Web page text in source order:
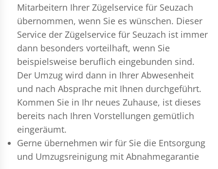
Mitarbeitern Ihrer Zügelservice für Seuzach
übernommen, wenn Sie es wünschen. Dieser
Service der Zügelservice für Seuzach ist immer
dann besonders vorteilhaft, wenn Sie
beispielsweise beruflich eingebunden sind.
Der Umzug wird dann in Ihrer Abwesenheit
und nach Absprache mit Ihnen durchgeführt.
Kommen Sie in Ihr neues Zuhause, ist dieses
bereits nach Ihren Vorstellungen gemütlich
eingeräumt.
Gerne übernehmen wir für Sie die Entsorgung
und Umzugsreinigung mit Abnahmegarantie